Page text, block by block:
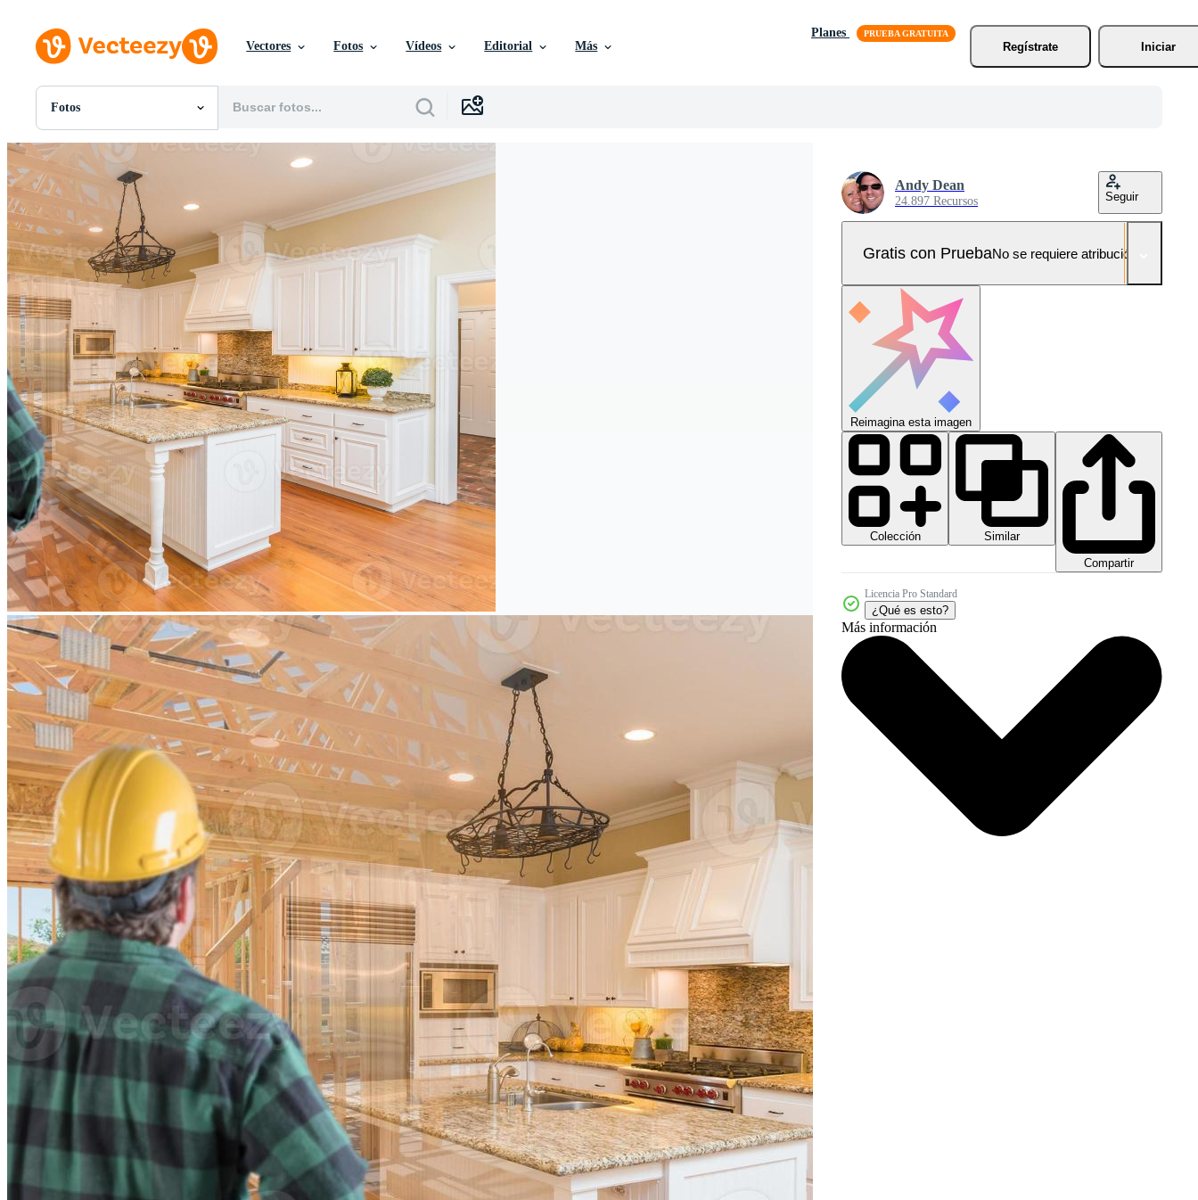
Vectores Fotos Vídeos Editorial Más
Planes
Regístrate
Iniciar
Fotos
Todas Imágenes
Fotos
PNGs
PSDs
SVGs
Plantillas
Vectores
Videos
Gráficos en Movimiento
Imágenes Editoriales
Andy Dean
24.897 Recursos Seguir
Gratis con PruebaNo se requiere atribución!
Reimagina esta imagen
Colección
Similar
Compartir
Licencia Pro Standard
¿Qué es esto?
Más información